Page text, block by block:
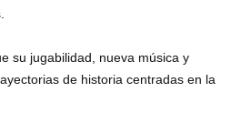
su jugabilidad, nueva música y
de historia centradas en la